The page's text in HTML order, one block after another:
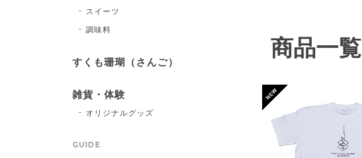
商品一覧
スイーツ
調味料
すくも珊瑚（さんご）
雑貨・体験
オリジナルグッズ
GUIDE